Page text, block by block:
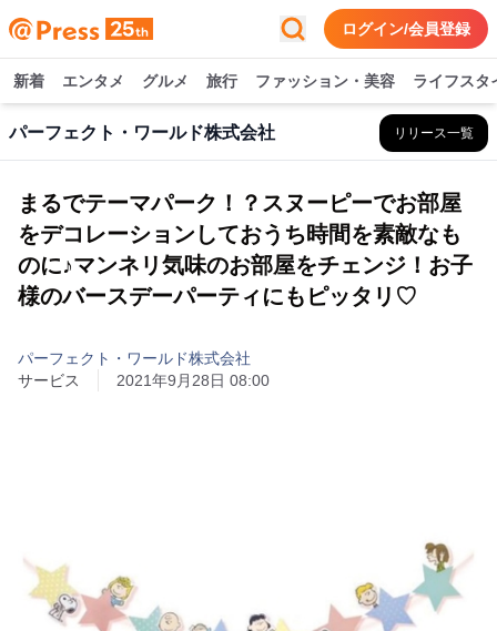
ログイン/会員登録
新着 エンタメ グルメ 旅行 ファッション・美容 ライフスタ
パーフェクト・ワールド株式会社 リリース一覧
まるでテーマパーク！？スヌーピーでお部屋
をデコレーションしておうち時間を素敵なも
のに♪マンネリ気味のお部屋をチェンジ！お子
様のバースデーパーティにもピッタリ♡
パーフェクト・ワールド株式会社
サービス
2021年9月28日 08:00